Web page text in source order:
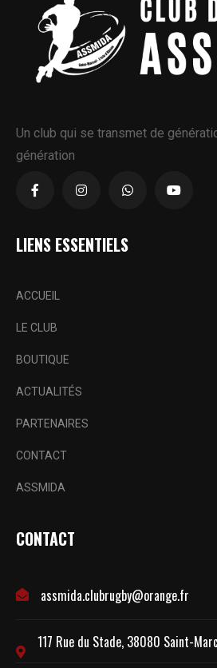
Un club qui se transmet de
génération
LIENS ESSENTIELS
ACCUEIL
LE CLUB
BOUTIQUE
ACTUALITÉS
PARTENAIRES
CONTACT
ASSMIDA
CONTACT
assmida.clubrugby@orange.fr
117 Rue du Stade, 38080 Saint-